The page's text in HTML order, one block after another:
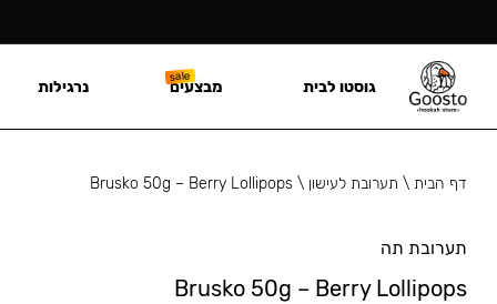
דף הבית\ תערובת לעישון \
Brusko 50g – Berry Lollipops
תערובת תה
Brusko 50g – Berry Lollipops
גוסטו לבית מבצעים נרגילות